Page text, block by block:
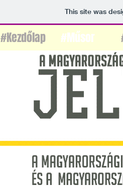
This site was
2018.
#Kezdőlap #Műsor